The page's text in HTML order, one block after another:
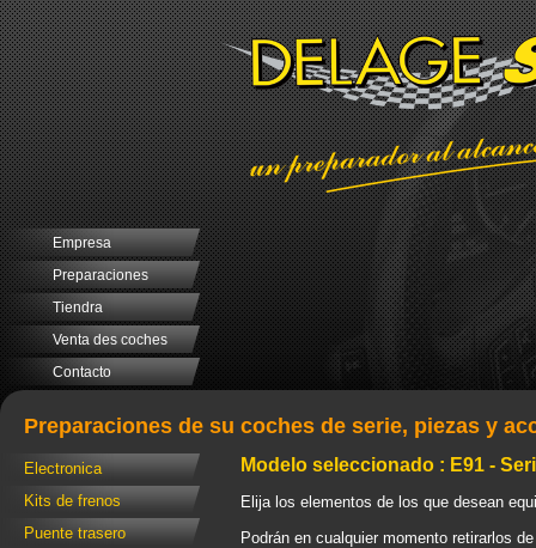
Empresa
Preparaciones
Tiendra
Venta des coches
Contacto
Preparaciones de su coches de serie, piezas y
Electronica
Kits de frenos
Puente trasero
Modelo seleccionado : E91 -
Elija los elementos de los que desean
Podrán en cualquier momento retirarlos